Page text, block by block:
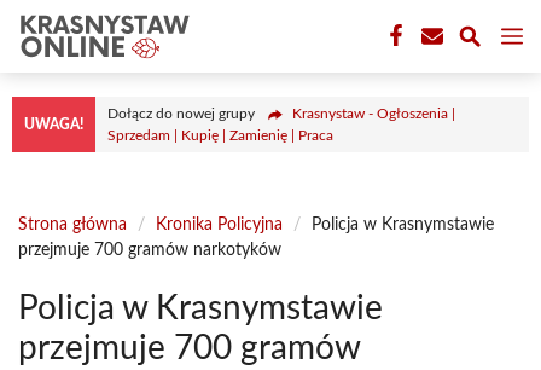
Przejdź
treści
UWAGA!
Dołącz do nowej grupy
Krasnystaw - Ogłoszenia |
Sprzedam | Kupię | Zamienię | Praca
Strona główna / Kronika Policyjna /
Policja w Krasnymstawie
przejmuje 700 gramów narkotyków
Policja w Krasnymstawie
przejmuje 700 gramów